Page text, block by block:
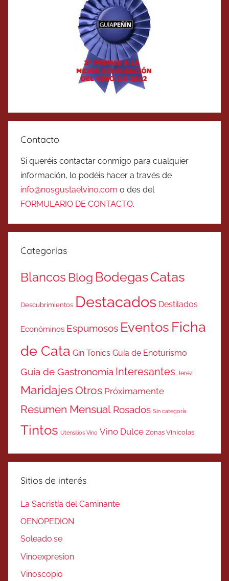
Contacto
Si queréis contactar conmigo para cualquier
información, lo podéis hacer a través de
info@nosgustaelvino.com o des del
FORMULARIO DE CONTACTO.
Categorías
Blancos Blog BodegasCatas
Descubrimientos Destacados Destilados
Económinos Espumosos Eventos Ficha
de Cata Gin Tonics Guía de Enoturismo
Guía de Gastronomía Interesantes Jerez
MaridajesOtros Próximamente
Resumen Mensual Rosados Sin categoría
Tintos Utensilios Vino Vino Dulce Zonas Vinicolas
Sitios de interés
La Sacristía del Caminante
OENOPEDION
Soleado.se
Vinoexpresion
Vinoscopio